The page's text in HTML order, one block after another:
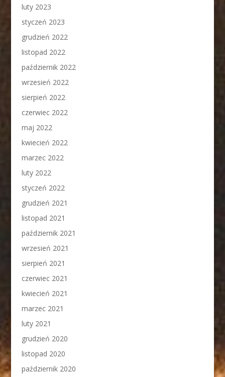
luty 2023
styczeń 2023
grudzień 2022
listopad 2022
październik 2022
wrzesień 2022
sierpień 2022
czerwiec 2022
maj 2022
kwiecień 2022
marzec 2022
luty 2022
styczeń 2022
grudzień 2021
listopad 2021
październik 2021
wrzesień 2021
sierpień 2021
czerwiec 2021
kwiecień 2021
marzec 2021
luty 2021
grudzień 2020
listopad 2020
październik 2020